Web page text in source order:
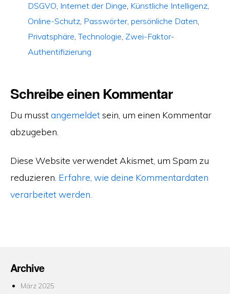
DSGVO, Internet der Dinge, Künstliche Intelligenz,
Online-Schutz, Passwörter, persönliche Daten,
Privatsphäre,Technologie, Zwei-Faktor-
Authentifizierung
Schreibe einen Kommentar
Du musstangemeldetsein, um einen Kommentar
abzugeben.
Diese Website verwendet Akismet, um Spam zu
reduzieren. Erfahre, wie deine Kommentardaten
verarbeitet werden.
Archive
März 2025